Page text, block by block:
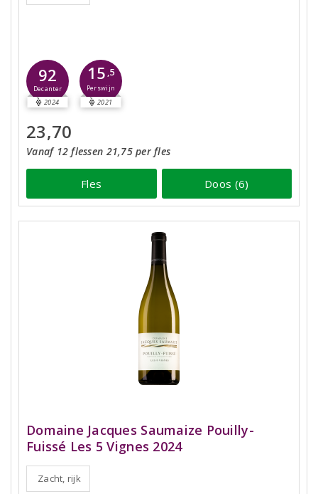
92
Decanter
2024
15 ,5
Perswijn
2021
23,70
Vanaf 12 flessen 21,75 per fles
Fles Doos (6)
Domaine Jacques Saumaize Pouilly-
Fuissé Les 5 Vignes 2024
Zacht, rijk